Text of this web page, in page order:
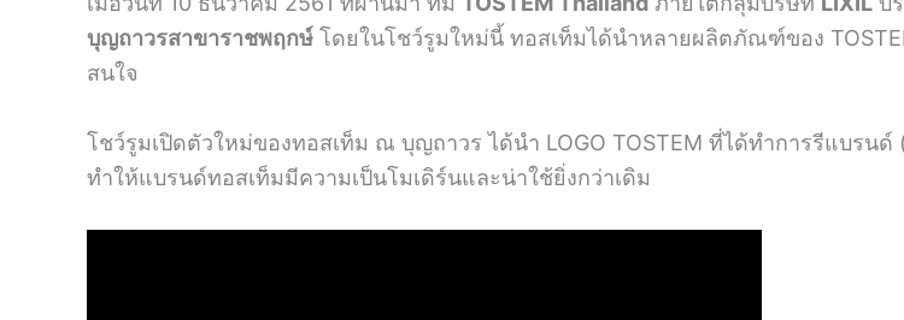
บุญถาวรสาขาราชพฤกษ์ โดยในโชว์รูมใหม่นี้ ทอสเท็มได้นำหลายผลิตภัณฑ์ของ
สนใจ
โชว์รูมเปิดตัวใหม่ของทอสเท็ม ณ​ บุญถาวร ได้นำ LOGO TOSTEM ที่ได้ทำการรีแบร
ทำให้แบรนด์ทอสเท็มมีความเป็นโมเดิร์นและน่าใช้ยิ่งกว่าเดิม